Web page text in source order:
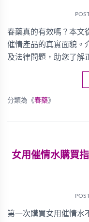
春藥真的有效嗎？本文
催情產品的真實面貌。
及法律問題，助您了解
分類為《春藥》
女用催情水購買
第一次購買女用催情水